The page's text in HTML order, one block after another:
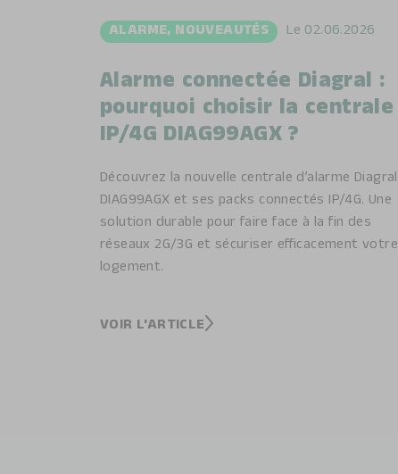
ALARME, NOUVEAUTÉS Le 02.06.2026
Alarme connectée Diagral :
pourquoi choisir la centrale
IP/4G DIAG99AGX ?
Découvrez la nouvelle centrale d’alarme Diagral
DIAG99AGX et ses packs connectés IP/4G. Une
solution durable pour faire face à la fin des
réseaux 2G/3G et sécuriser efficacement votre
logement.
VOIR L'ARTICLE